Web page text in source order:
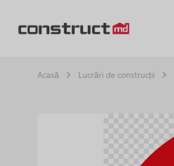
Acasă Lucrări de construcții